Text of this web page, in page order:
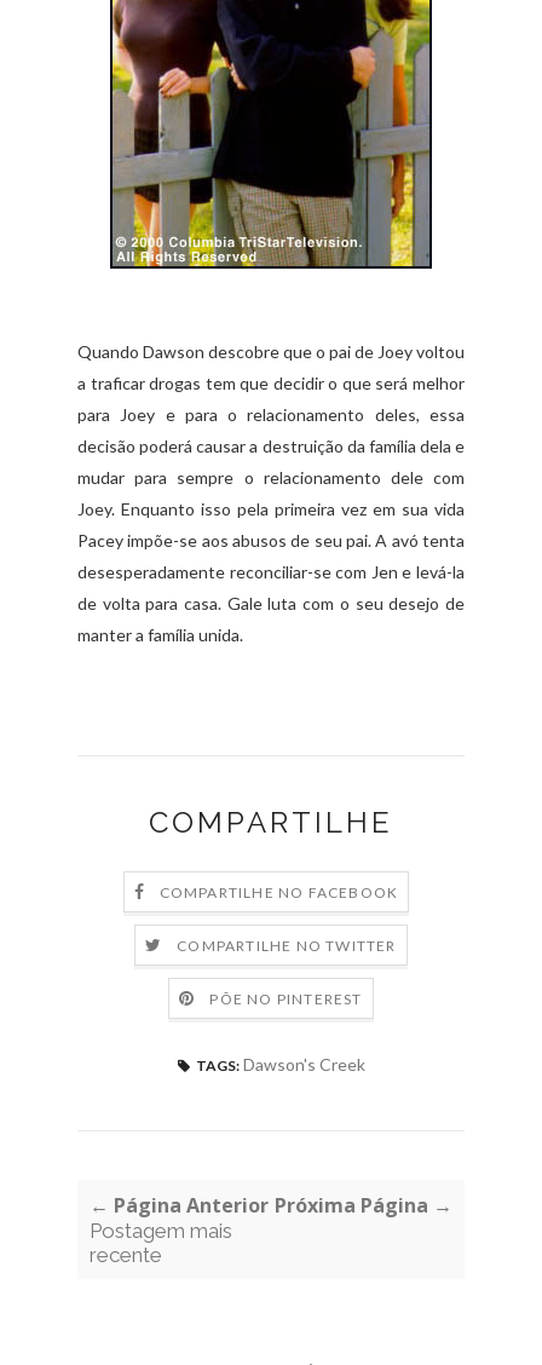
Quando Dawson descobre que o pai de Joey voltou
a traficar drogas tem que decidir o que será melhor
para Joey e para o relacionamento deles, essa
decisão poderá causar a destruição da família dela e
mudar para sempre o relacionamento dele com
Joey. Enquanto isso pela primeira vez em sua vida
Pacey impõe-se aos abusos de seu pai. A avó tenta
desesperadamente reconciliar-se com Jen e levá-la
de volta para casa. Gale luta com o seu desejo de
manter a família unida.
COMPARTILHE
COMPARTILHE NO FACEBOOK
COMPARTILHE NO TWITTER
PÕE NO PINTEREST
TAGS: Dawson's Creek
← Página Anterior
Postagem mais
recente
Próxima Página →